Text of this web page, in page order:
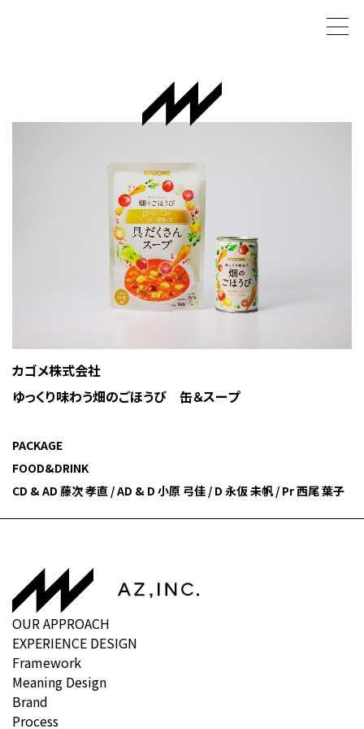
カゴメ株式会社
ゆっくり味わう畑のごほうび 缶＆スープ
PACKAGE
FOOD&DRINK
CD & AD 藤次 孝直 / AD & D 小原 弓佳 / D 永仮 未帆 / Pr 西尾 葉子
OUR APPROACH
EXPERIENCE DESIGN
Framework
Meaning Design
Brand
Process